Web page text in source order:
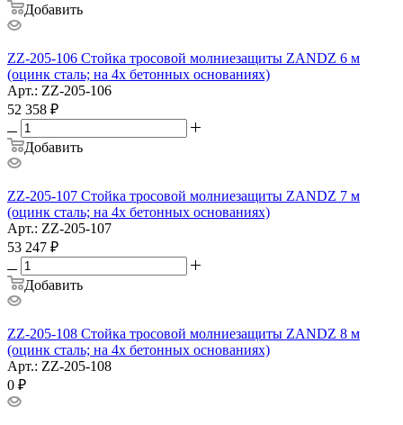
Добавить
ZZ-205-106 Стойка тросовой молниезащиты ZANDZ 6 м
(оцинк сталь; на 4х бетонных основаниях)
Арт.: ZZ-205-106
52 358 ₽
Добавить
ZZ-205-107 Стойка тросовой молниезащиты ZANDZ 7 м
(оцинк сталь; на 4х бетонных основаниях)
Арт.: ZZ-205-107
53 247 ₽
Добавить
ZZ-205-108 Стойка тросовой молниезащиты ZANDZ 8 м
(оцинк сталь; на 4х бетонных основаниях)
Арт.: ZZ-205-108
0 ₽